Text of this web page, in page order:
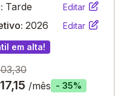
Tarde Editar
2026 Editar
em alta!
/mês - 35%